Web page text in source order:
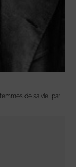
de sa vie, par